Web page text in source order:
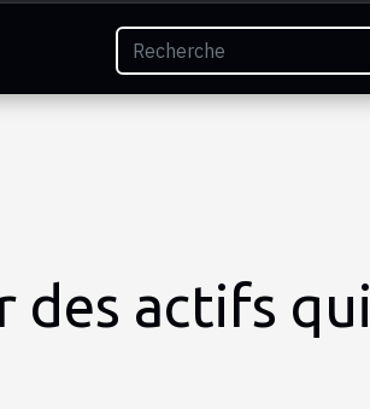
des actifs qui